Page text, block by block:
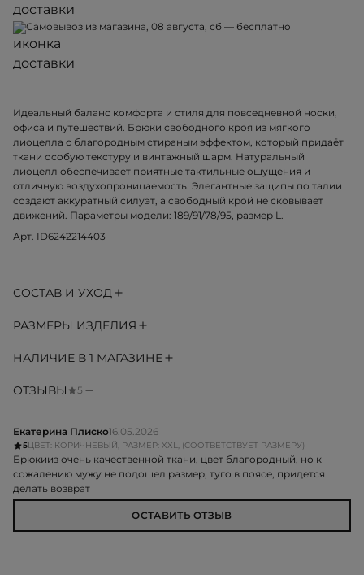
Самовывоз из магазина, 08 августа, сб — бесплатно
Идеальный баланс комфорта и стиля для повседневной носки,
офиса и путешествий. Брюки свободного кроя из мягкого
лиоцелла с благородным стираным эффектом, который придаёт
ткани особую текстуру и винтажный шарм. Натуральный
лиоцелл обеспечивает приятные тактильные ощущения и
отличную воздухопроницаемость. Элегантные защипы по талии
создают аккуратный силуэт, а свободный крой не сковывает
движений. Параметры модели: 189/91/78/95, размер L.
Арт. ID6242214403
СОСТАВ И УХОД
РАЗМЕРЫ ИЗДЕЛИЯ
НАЛИЧИЕ В 1 МАГАЗИНЕ
ОТЗЫВЫ 5
Екатерина Плиско16.05.2026
5ЦВЕТ: КОРИЧНЕВЫЙ, РАЗМЕР: XXL, (СООТВЕТСТВУЕТ РАЗМЕРУ)
Брюкииз очень качественной ткани, цвет благородный, но к
сожалению мужу не подошел размер, туго в поясе, придется
делать возврат
ОСТАВИТЬ ОТЗЫВ